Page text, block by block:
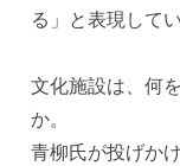
る」と表現してい
文化施設は、何
か。
青柳氏が投げか